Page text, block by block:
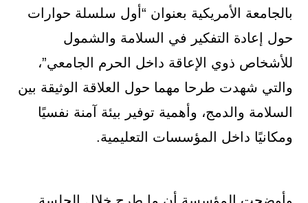
بالجامعة الأمريكية بعنوان “أول سلسلة حوارات
حول إعادة التفكير في السلامة والشمول
للأشخاص ذوي الإعاقة داخل الحرم الجامعي”،
والتي شهدت طرحا مهما حول العلاقة الوثيقة بين
السلامة والدمج، وأهمية توفير بيئة آمنة نفسيًا
ومكانيًا داخل المؤسسات التعليمية.